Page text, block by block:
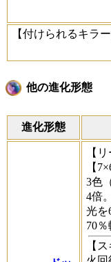
【付けられるキラー
他の進化形態
進化形態
【
【
3色
4倍。
光を
70％
【